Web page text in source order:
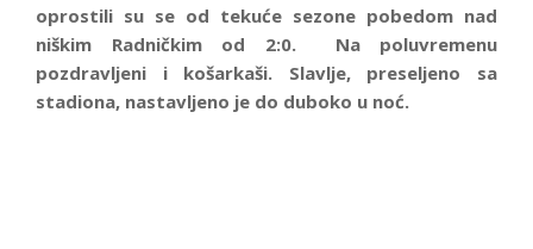
oprostili su se od tekuće sezone pobedom nad
niškim Radničkim od 2:0. Na poluvremenu
pozdravljeni i košarkaši. Slavlje, preseljeno sa
stadiona, nastavljeno je do duboko u noć.